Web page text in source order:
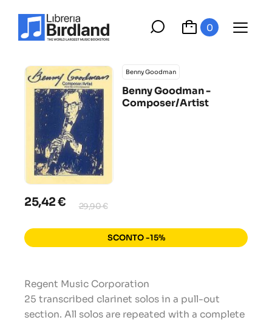
0
Benny Goodman
Benny Goodman -
Composer/Artist
25,42 € 29,90 €
SCONTO -15%
Regent Music Corporation
25 transcribed clarinet solos in a pull-out
section. All solos are repeated with a complete